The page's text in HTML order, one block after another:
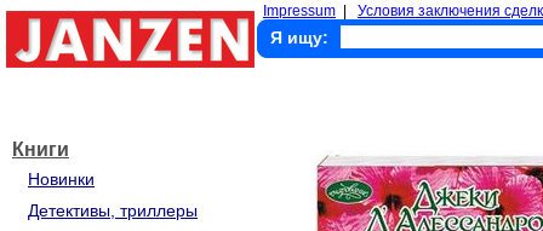
Impressum Условия заключения
Я ищу:
Книги
Новинки
Детективы, триллеры